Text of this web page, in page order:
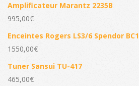
Amplificateur Marantz 2235B
995,00€
Enceintes Rogers LS3/6 Spendor BC1
1550,00€
Tuner Sansui TU-417
465,00€